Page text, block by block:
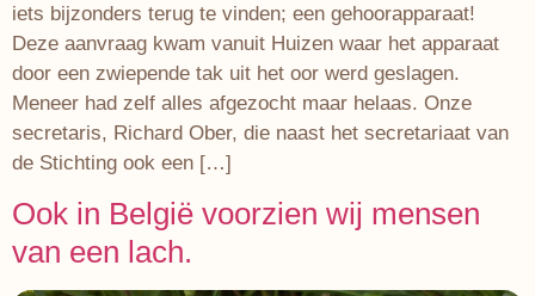
iets bijzonders terug te vinden; een gehoorapparaat!
Deze aanvraag kwam vanuit Huizen waar het apparaat
door een zwiepende tak uit het oor werd geslagen.
Meneer had zelf alles afgezocht maar helaas. Onze
secretaris, Richard Ober, die naast het secretariaat van
de Stichting ook een […]
Ook in België voorzien wij mensen
van een lach.